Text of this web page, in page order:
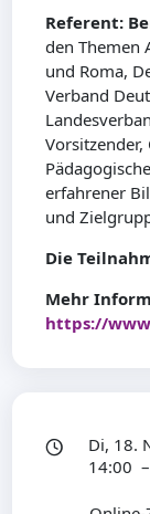
Referent:
den Themen
und Roma,
Verband
erfahrener
und
Die
Mehr
https://
Di, 18.
14:00